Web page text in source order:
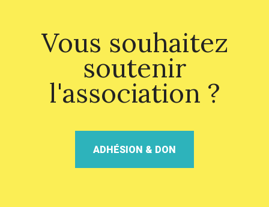
Vous souhaitez
soutenir
l'association ?
ADHÉSION & DON